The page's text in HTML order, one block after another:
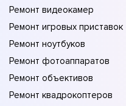
Ремонт видеокамер
Ремонт игровых приставок
Ремонт ноутбуков
Ремонт фотоаппаратов
Ремонт объективов
Ремонт квадрокоптеров